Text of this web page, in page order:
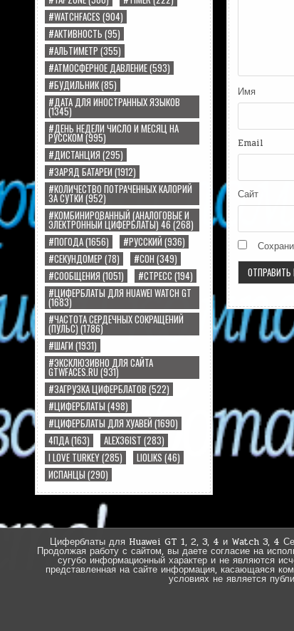
#WATCHFACES (904)
#АКТИВНОСТЬ (95)
#АЛЬТИМЕТР (355)
#АТМОСФЕРНОЕ ДАВЛЕНИЕ(593)
#БУДИЛЬНИК(85)
#ДАТА ДЛЯ ИНОСТРАННЫХ ЯЗЫКОВ
(1345)
#ДЕНЬ НЕДЕЛИ ЧИСЛО И МЕСЯЦ НА
РУССКОМ(995)
#ДИСТАНЦИЯ (295)
#ЗАРЯД БАТАРЕИ (1912)
#КОЛИЧЕСТВО ПОТРАЧЕННЫХ КАЛОРИЙ
ЗА СУТКИ(952)
#КОМБИНИРОВАННЫЙ (АНАЛОГОВЫЕ И
ЭЛЕКТРОННЫЙ ЦИФЕРБЛАТЫ) 46(268)
#ПОГОДА(1656) #РУССКИЙ (936)
#СЕКУНДОМЕР (78) #СОН (349)
#СООБЩЕНИЯ (1051) #СТРЕСС (194)
#ЦИФЕРБЛАТЫ ДЛЯ HUAWEI WATCH GT
(1683)
#ЧАСТОТА СЕРДЕЧНЫХ СОКРАЩЕНИЙ
(ПУЛЬС)(1786)
#ШАГИ (1931)
#ЭКСКЛЮЗИВНО ДЛЯ САЙТА
GTWFACES.RU(931)
#ЗАГРУЗКА ЦИФЕРБЛАТОВ (522)
#ЦИФЕРБЛАТЫ (498)
#ЦИФЕРБЛАТЫ ДЛЯ ХУАВЕЙ (1690)
4ПДА(163) ALEX36IST (283)
I LOVE TURKEY(285) LIOLIKS (46)
ИСПАНЦЫ (290)
Имя
Email
Сайт
Циферблаты для Huawei GT 1, 2, 3, 4 и Watch 3, 4
Продолжая работу с сайтом, вы даете согласие на
сугубо информационный характер и не являются
представленная на сайте информация, касающаяся
условиях не является